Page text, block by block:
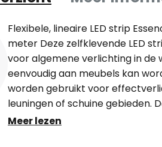
Flexibele, lineaire LED strip
meter Deze zelfklevende LED
voor algemene verlichting in de
eenvoudig aan meubels kan
worden gebruikt voor
leuningen of schuine gebieden.
hoge lichtstroom zorgen voor
Meer lezen